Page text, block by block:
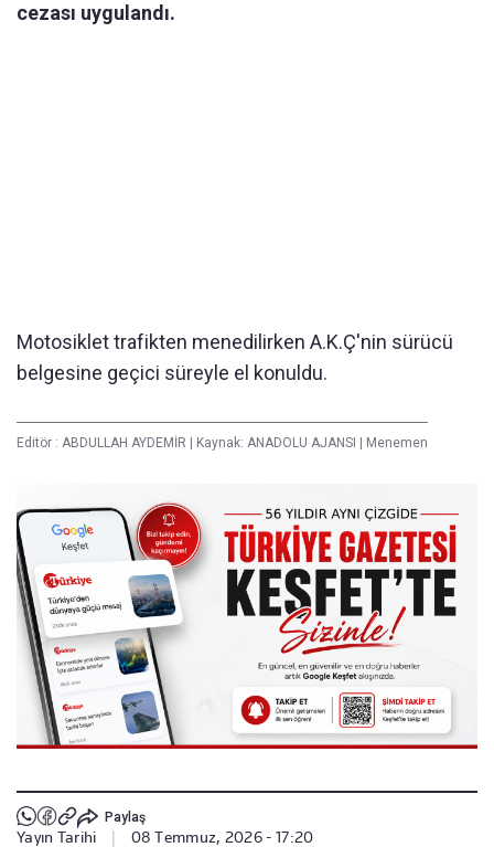
cezası uygulandı.
Motosiklet trafikten menedilirken A.K.Ç'nin sürücü
belgesine geçici süreyle el konuldu.
Editör : ABDULLAH AYDEMİR Kaynak: ANADOLU AJANSI Menemen
Paylaş
Yayın Tarihi 08 Temmuz, 2026 - 17:20